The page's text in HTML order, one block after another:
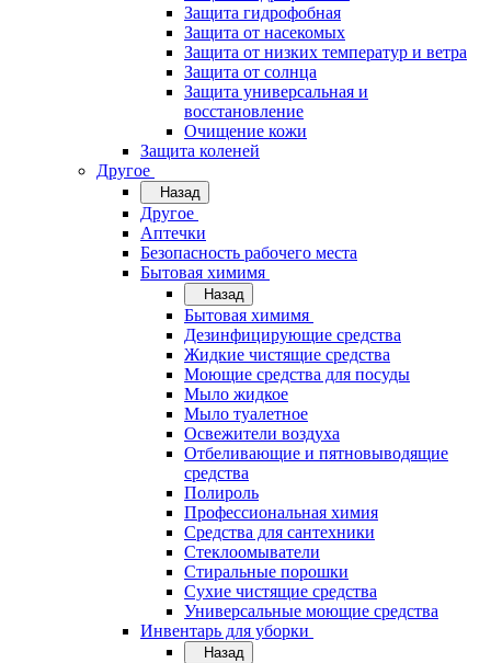
Защита гидрофобная
Защита от насекомых
Защита от низких температур и ветра
Защита от солнца
Защита универсальная и
восстановление
Очищение кожи
Защита коленей
Другое
Назад
Другое
Аптечки
Безопасность рабочего места
Бытовая химимя
Назад
Бытовая химимя
Дезинфицирующие средства
Жидкие чистящие средства
Моющие средства для посуды
Мыло жидкое
Мыло туалетное
Освежители воздуха
Отбеливающие и пятновыводящие
средства
Полироль
Профессиональная химия
Средства для сантехники
Стеклоомыватели
Стиральные порошки
Сухие чистящие средства
Универсальные моющие средства
Инвентарь для уборки
Назад